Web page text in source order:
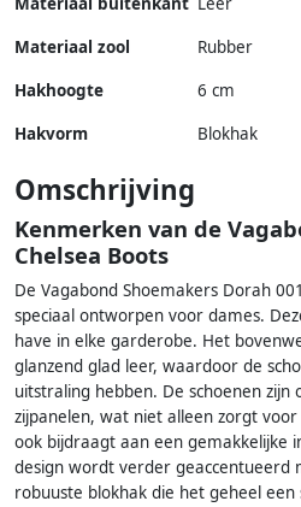
Materiaal zool
Rubber
Hakhoogte
6 cm
Hakvorm
Blokhak
Omschrijving
Kenmerken van de
Chelsea Boots
De Vagabond Shoemakers Dorah
speciaal ontworpen voor dames.
have in elke garderobe. Het
glanzend glad leer, waardoor de
uitstraling hebben. De schoenen zijn
zijpanelen, wat niet alleen zorgt
ook bijdraagt aan een gemakkelijke
design wordt verder geaccentueerd
robuuste blokhak die het geheel